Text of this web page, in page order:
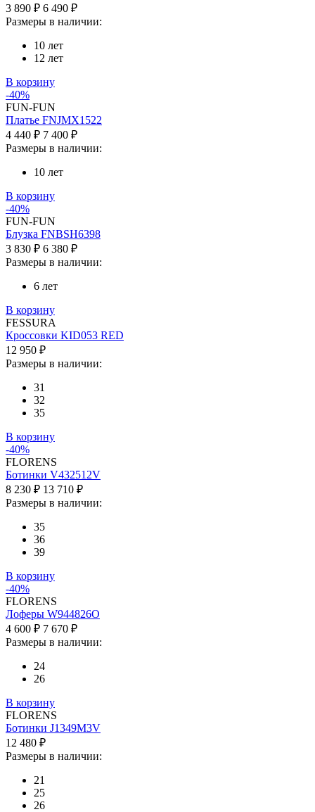
3 890 ₽ 6 490 ₽
Размеры в наличии:
10 лет
12 лет
В корзину
-40%
FUN-FUN
Платье FNJMX1522
4 440 ₽ 7 400 ₽
Размеры в наличии:
10 лет
В корзину
-40%
FUN-FUN
Блузка FNBSH6398
3 830 ₽ 6 380 ₽
Размеры в наличии:
6 лет
В корзину
FESSURA
Кроссовки KID053 RED
12 950 ₽
Размеры в наличии:
31
32
35
В корзину
-40%
FLORENS
Ботинки V432512V
8 230 ₽ 13 710 ₽
Размеры в наличии:
35
36
39
В корзину
-40%
FLORENS
Лоферы W944826O
4 600 ₽ 7 670 ₽
Размеры в наличии:
24
26
В корзину
FLORENS
Ботинки J1349M3V
12 480 ₽
Размеры в наличии:
21
25
26